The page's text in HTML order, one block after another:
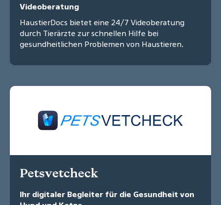
Videoberatung
HaustierDocs bietet eine 24/7 Videoberatung
durch Tierärzte zur schnellen Hilfe bei
gesundheitlichen Problemen von Haustieren.
Petsvetcheck
Ihr digitaler Begleiter für die Gesundheit von